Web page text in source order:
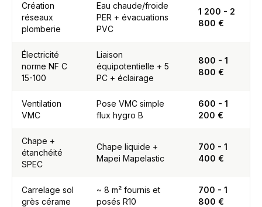
Création
réseaux
plomberie
Eau chaude/froide
PER + évacuations
PVC
1 200 - 2
800 €
Électricité
norme NF C
15-100
Liaison
équipotentielle + 5
PC + éclairage
800 - 1
800 €
Ventilation
VMC
Pose VMC simple
flux hygro B
600 - 1
200 €
Chape +
étanchéité
SPEC
Chape liquide +
Mapei Mapelastic
700 - 1
400 €
Carrelage sol
grès cérame
~ 8 m² fournis et
posés R10
700 - 1
800 €